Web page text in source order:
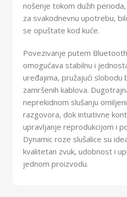
nošenje tokom dužih
za svakodnevnu upotrebu,
se opuštate kod kuće.
Povezivanje putem
omogućava stabilnu i
uređajima, pružajući slobodu
zamršenih kablova.
neprekidnom slušanju
razgovora, dok intuitivne
upravljanje reprodukcijom i
Dynamic roze slušalice su
kvalitetan zvuk, udobnost i
jednom proizvodu.